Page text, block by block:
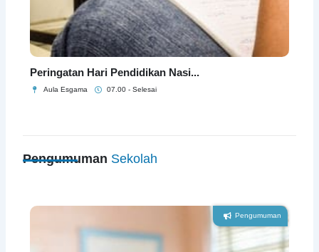
Peringatan Hari Pendidikan Nasi...
Aula Esgama 07.00 - Selesai
Pengumuman Sekolah
Pengumuman